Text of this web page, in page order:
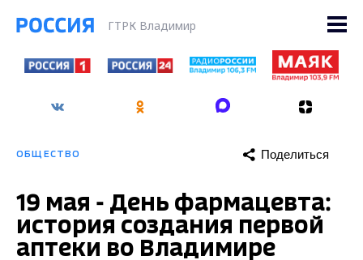
ГТРК Владимир
ОБЩЕСТВО Поделиться
19 мая - День фармацевта:
история создания первой
аптеки во Владимире